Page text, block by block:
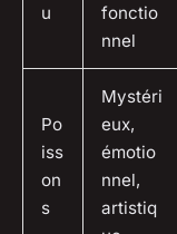
u
fonctio
nnel
Po
iss
on
s
Mystéri
eux,
émotio
nnel,
artistiq